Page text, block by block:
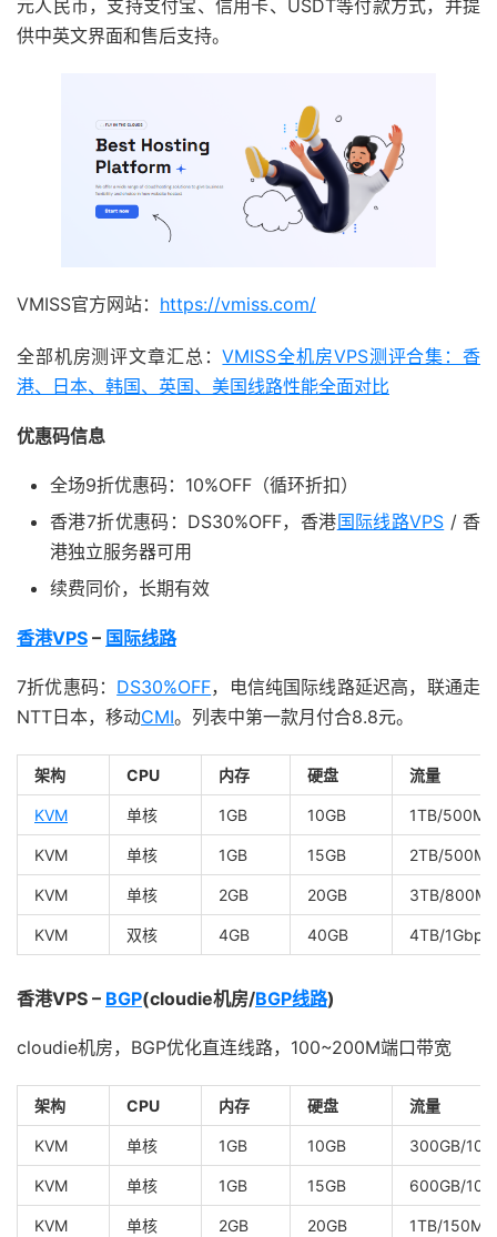
元人民币，支持支付宝、信用卡、USDT等付款方式，并提
供中英文界面和售后支持。
VMISS官方网站： https://vmiss.com/
全部机房测评文章汇总：VMISS全机房VPS测评合集：香
港、日本、韩国、英国、美国线路性能全面对比
优惠码信息
全场9折优惠码：10%OFF（循环折扣）
香港7折优惠码：DS30%OFF，香港国际线路VPS / 香
港独立服务器可用
续费同价，长期有效
香港VPS – 国际线路
7折优惠码： DS30%OFF，电信纯国际线路延迟高，联通走
NTT日本，移动CMI。列表中第一款月付合8.8元。
架构 CPU 内存 硬盘 流量
KVM 单核 1GB 10GB 1TB/
KVM 单核 1GB 15GB 2TB/
KVM 单核 2GB 20GB 3TB/
KVM 双核 4GB 40GB 4TB/1Gbps
香港VPS – BGP(cloudie机房/BGP线路)
cloudie机房，BGP优化直连线路，100~200M端口带宽
架构 CPU 内存 硬盘 流量
KVM 单核 1GB 10GB 300GB/
KVM 单核 1GB 15GB 600GB/
KVM 单核 2GB 20GB 1TB/